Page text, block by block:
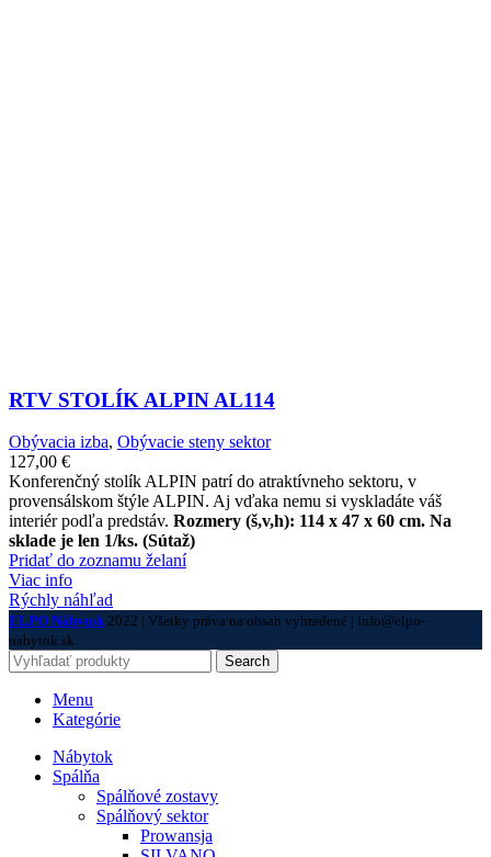
RTV STOLÍK ALPIN AL114
Obývacia izba, Obývacie steny sektor
127,00 €
Konferenčný stolík ALPIN patrí do atraktívneho sektoru, v
provensálskom štýle ALPIN. Aj vďaka nemu si vyskladáte váš
interiér podľa predstáv. Rozmery (š,v,h): 114 x 47 x 60 cm. Na
sklade je len 1/ks. (Sútaž)
Pridať do zoznamu želaní
Viac info
Rýchly náhľad
ELPO Nábytok 2022 | Všetky práva na obsah vyhradené | info@elpo-
nabytok.sk
Search
Menu
Kategórie
Nábytok
Spálňa
Spálňové zostavy
Spálňový sektor
Prowansja